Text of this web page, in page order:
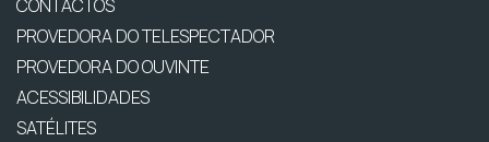
CONTACTOS
PROVEDORA DO TELESPECTADOR
PROVEDORA DO OUVINTE
ACESSIBILIDADES
SATÉLITES